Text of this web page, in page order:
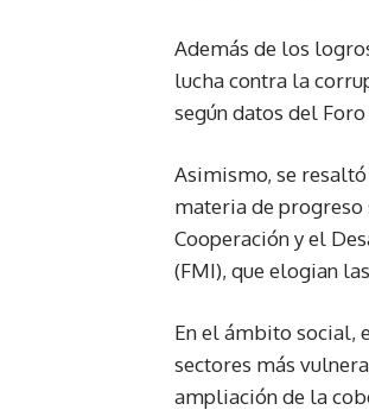
Además de los
lucha contra la
según datos del
Asimismo, se
materia de progreso
Cooperación y el
(FMI), que elogian
En el ámbito social,
sectores más
ampliación de la